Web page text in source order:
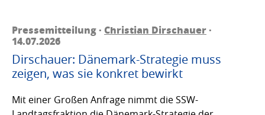
Pressemitteilung · Christian Dirschauer·
14.07.2026
Dirschauer: Dänemark-Strategie muss
zeigen, was sie konkret bewirkt
Mit einer Großen Anfrage nimmt die SSW-